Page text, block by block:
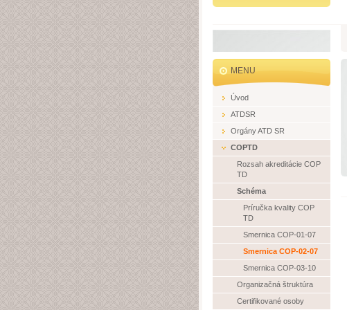
MENU
Úvod
ATDSR
Orgány ATD SR
COPTD
Rozsah akreditácie COP
TD
Schéma
Príručka kvality COP
TD
Smernica COP-01-07
Smernica COP-02-07
Smernica COP-03-10
Organizačná štruktúra
Certifikované osoby